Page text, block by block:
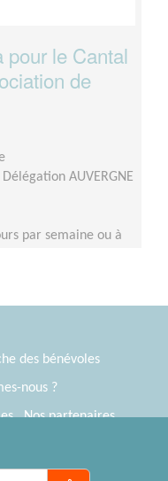
pour le Cantal
de
AUVERGNE
par semaine ou à
des bénévoles
nous ?
Nos partenaires
Webkast